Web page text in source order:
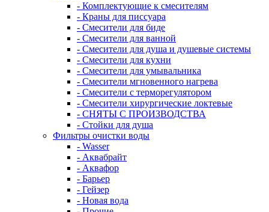
- Комплектующие к смесителям
- Краны для писсуара
- Смесители для биде
- Смесители для ванной
- Смесители для душа и душевые системы
- Смесители для кухни
- Смесители для умывальника
- Смесители мгновенного нагрева
- Смесители с терморегулятором
- Смесители хирургические локтевые
- СНЯТЫ С ПРОИЗВОДСТВА
- Стойки для душа
Фильтры очистки воды
- Wasser
- Аквабрайт
- Аквафор
- Барьер
- Гейзер
- Новая вода